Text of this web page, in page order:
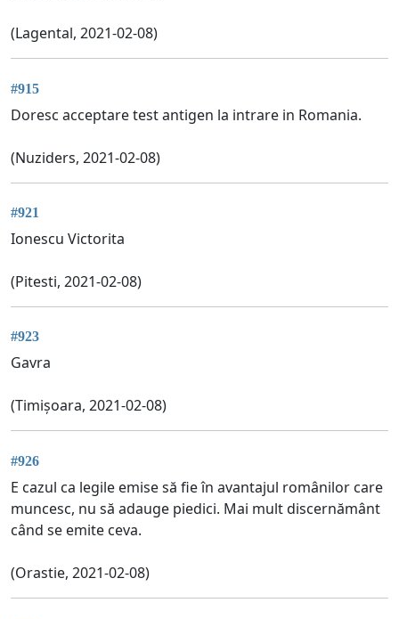
(Lagental, 2021-02-08)
#915
Doresc acceptare test antigen la intrare in Romania.
(Nuziders, 2021-02-08)
#921
Ionescu Victorita
(Pitesti, 2021-02-08)
#923
Gavra
(Timișoara, 2021-02-08)
#926
E cazul ca legile emise să fie în avantajul românilor care
muncesc, nu să adauge piedici. Mai mult discernământ
când se emite ceva.
(Orastie, 2021-02-08)